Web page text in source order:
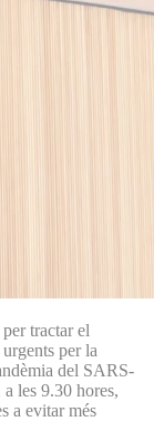
tractar el
per la
del SARS-
les 9.30 hores,
a evitar més